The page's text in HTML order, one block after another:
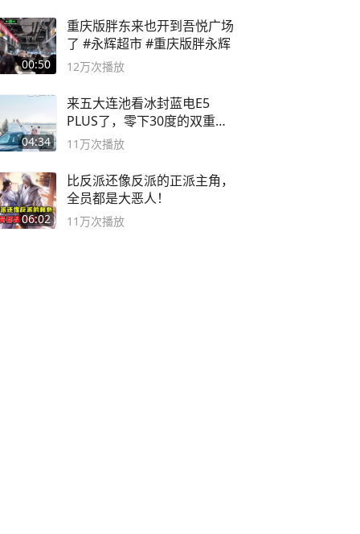
00:50
重庆版胖东来也开到吾悦广场
了 #永辉超市 #重庆版胖永辉
12万次播放
04:34
来五大连池看冰封蓝电E5
PLUS了，零下30度的双重冰
封40小时全录
11万次播放
06:02
比反派还像反派的正派主角，
全员都是大恶人！
11万次播放